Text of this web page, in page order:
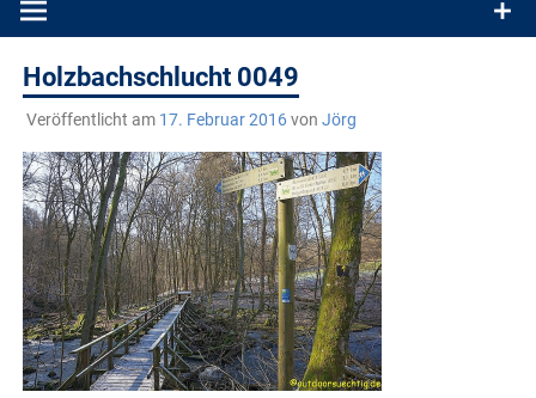
Holzbachschlucht 0049
Veröffentlicht am 17. Februar 2016von Jörg